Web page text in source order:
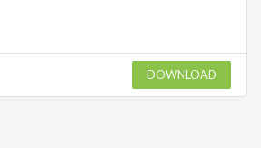
DOWNLOAD